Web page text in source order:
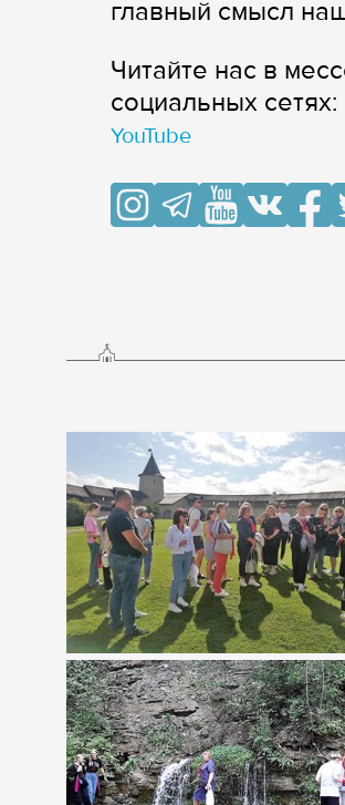
главный смысл
Читайте нас в
cоциальных сетях:
YouTube